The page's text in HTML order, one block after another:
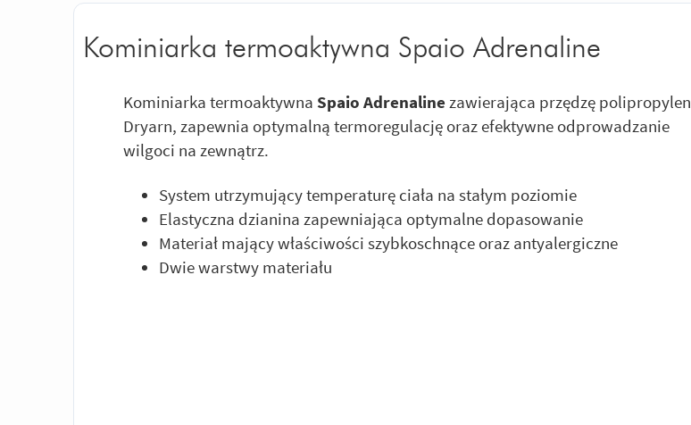
Kominiarka termoaktywna Spaio Adrenaline
Kominiarka termoaktywna Spaio Adrenaline zawierająca przędzę polipropylen
Dryarn, zapewnia optymalną termoregulację oraz efektywne odprowadzanie
wilgoci na zewnątrz.
System utrzymujący temperaturę ciała na stałym poziomie
Elastyczna dzianina zapewniająca optymalne dopasowanie
Materiał mający właściwości szybkoschnące oraz antyalergiczne
Dwie warstwy materiału